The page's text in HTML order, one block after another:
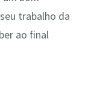
trabalho da
ao final